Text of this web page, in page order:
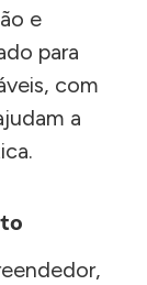
e
para
com
a